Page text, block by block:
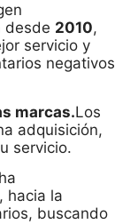
desde 2010,
servicio y
negativos
marcas.Los
adquisición,
servicio.
hacia la
buscando